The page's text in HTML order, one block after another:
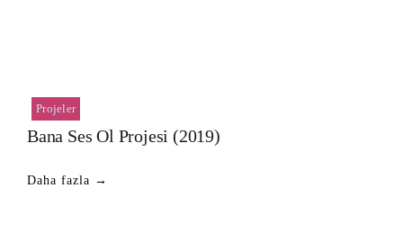
Projeler
Bana Ses Ol Projesi (2019)
Daha fazla →